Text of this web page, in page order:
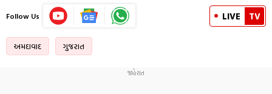
Follow Us LIVE TV
અમદાવાદ ગુજરાત